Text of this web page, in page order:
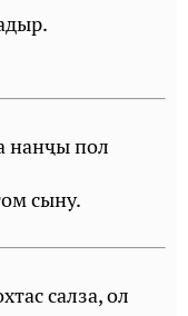
нанҷы пол
сыну.
салза, ол